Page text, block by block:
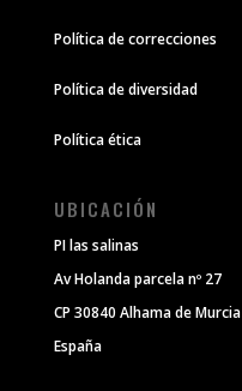
Política de correcciones
Política de diversidad
Política ética
UBICACIÓN
PI las salinas
Av Holanda parcela nº 27
CP 30840 Alhama de Murcia
España